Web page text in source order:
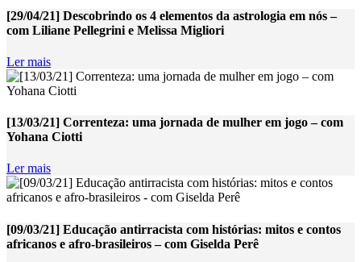
[29/04/21] Descobrindo os 4 elementos da astrologia em nós –
com Liliane Pellegrini e Melissa Migliori
Ler mais
[13/03/21] Correnteza: uma jornada de mulher em jogo – com
Yohana Ciotti
Ler mais
[09/03/21] Educação antirracista com histórias: mitos e contos
africanos e afro-brasileiros – com Giselda Perê